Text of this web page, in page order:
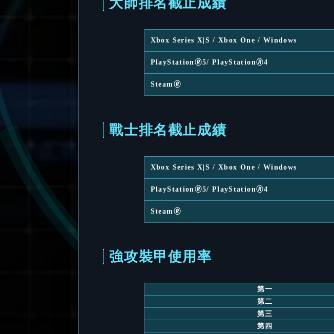
大師排名截止成績
Xbox Series X|S / Xbox One / Windows
PlayStation🄬5/ PlayStation🄬4
Steam🄬
戰士排名截止成績
Xbox Series X|S / Xbox One / Windows
PlayStation🄬5/ PlayStation🄬4
Steam🄬
強攻裝甲使用率
第一
第二
第三
第四